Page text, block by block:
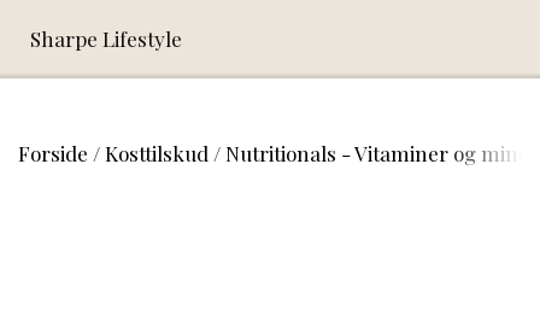
Sharpe Lifestyle
Forside Kosttilskud Nutritionals - Vitaminer og